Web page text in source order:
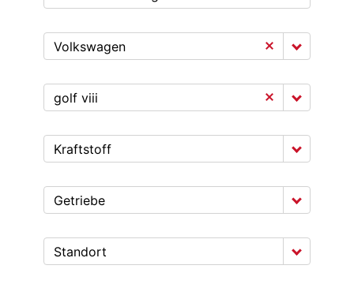
Volkswagen
golf viii
Kraftstoff
Getriebe
Standort